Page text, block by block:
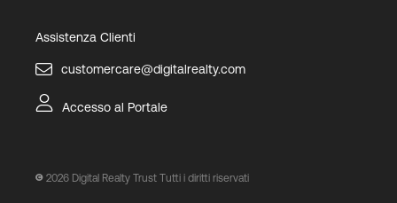
Assistenza Clienti
customercare@digitalrealty.com
Accesso al Portale
2026 Digital Realty Trust Tutti i diritti riservati